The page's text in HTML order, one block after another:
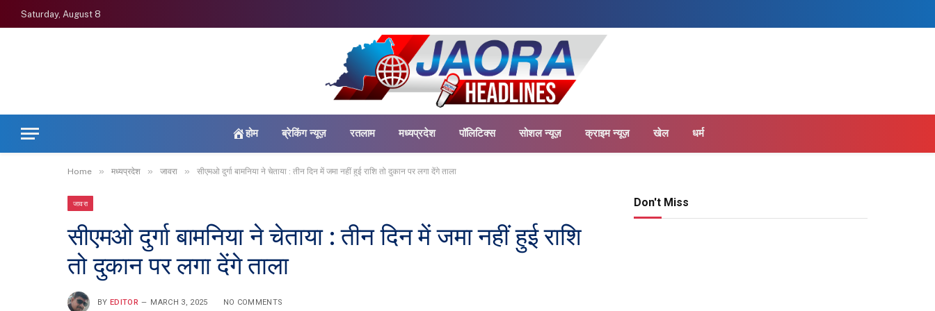
Saturday, August 8
होम ब्रेकिंग न्यूज़ रतलाम मध्यप्रदेश पॉलिटिक्स सोशल न्यूज़ क्राइम न्यूज़ खेल धर्म
Home » मध्यप्रदेश » जावरा » सीएमओ दुर्गा बामनिया ने चेताया : तीन दिन में जमा नहीं हुई राशि तो दुकान पर लगा देंगे ताला
जावरा
सीएमओ दुर्गा बामनिया ने चेताया : तीन दिन में जमा नहीं हुई राशि
तो दुकान पर लगा देंगे ताला
BY EDITOR MARCH 3, 2025 NO COMMENTS
Don't Miss